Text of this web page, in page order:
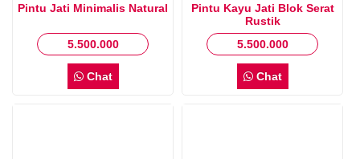
Pintu Jati Minimalis Natural
5.500.000
Chat
Pintu Kayu Jati Blok Serat
Rustik
5.500.000
Chat